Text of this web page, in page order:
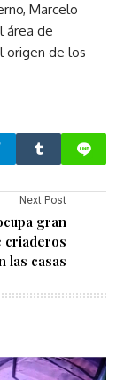
Marcelo
área de
origen de los
Next Post
gran
criaderos
las casas